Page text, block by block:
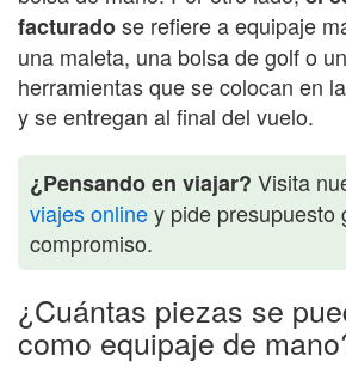
facturadose refiere a equipaje
una maleta, una bolsa de golf o
herramientas que se colocan en
y se entregan al final del vuelo.
¿Pensando en viajar? Visita
viajes onliney pide presupuesto
compromiso.
¿Cuántas piezas se
como equipaje de